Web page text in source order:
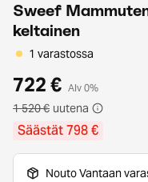
Sweef
keltainen
1 varastossa
722 € Alv 0%
1 520 € uutena
Säästät 798 €
Nouto Vantaan